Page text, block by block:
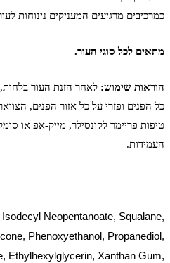
כמרכיבים מרגיעים המעניקים נינוחות
מתאים לכל סוגי העור.
הוראות שימוש: לאחר הזנת העור
כל הפנים ופזרי על כל אזור הפנים,
טיפות פריימר לקונסילר, מייק-אפ או
העמידות.
Neopentanoate, Squalane,
Phenoxyethanol, Propanediol,
Ethylhexylglycerin, Xanthan Gum,